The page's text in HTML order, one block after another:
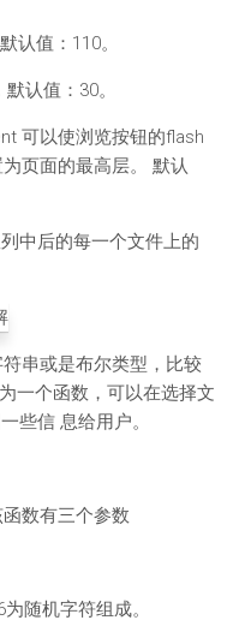
值：110。
认值：30。
可以使浏览按钮的flash
页面的最高层。 默认
后的每一个文件上的
串或是布尔类型，比较
一个函数，可以在选择文
些信 息给用户。
数有三个参数
随机字符组成。